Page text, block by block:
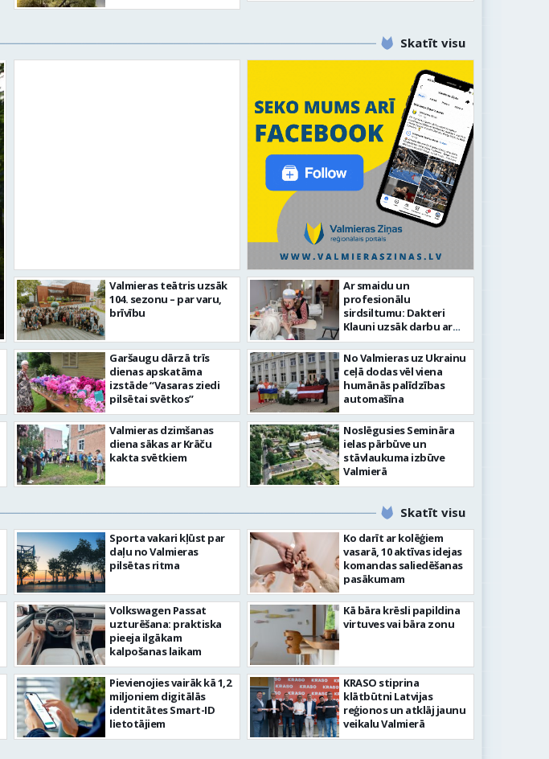
Skatīt visu
No pagaidu teātra līdz laikmetīgās kultūras
centram – kā attīstīsies “Kurtuve”
Valmieras teātris uzsāk
104. sezonu – par varu,
brīvību
Garšaugu dārzā trīs
dienas apskatāma
izstāde “Vasaras ziedi
pilsētai svētkos”
Valmieras dzimšanas
diena sākas ar Krāču
kakta svētkiem
Ar smaidu un
profesionālu
sirdsiltumu: Dakteri
Klauni uzsāk darbu ar
senioriem Vidzemes
slimnīcā
No Valmieras uz Ukrainu
ceļā dodas vēl viena
humānās palīdzības
automašīna
Noslēgusies Semināra
ielas pārbūve un
stāvlaukuma izbūve
Valmierā
Skatīt visu
Sporta vakari kļūst par
daļu no Valmieras
pilsētas ritma
Volkswagen Passat
uzturēšana: praktiska
pieeja ilgākam
kalpošanas laikam
Pievienojies vairāk kā 1,2
miljoniem digitālās
identitātes Smart-ID
lietotājiem
Ko darīt ar kolēģiem
vasarā, 10 aktīvas idejas
komandas saliedēšanas
pasākumam
Kā bāra krēsli papildina
virtuves vai bāra zonu
KRASO stiprina
klātbūtni Latvijas
reģionos un atklāj jaunu
veikalu Valmierā